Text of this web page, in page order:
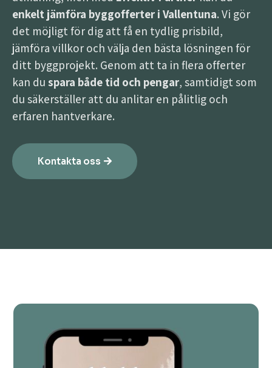
enkelt jämföra byggofferter i Vallentuna. Vi gör
det möjligt för dig att få en tydlig prisbild,
jämföra villkor och välja den bästa lösningen för
ditt byggprojekt. Genom att ta in flera offerter
kan du spara både tid och pengar, samtidigt som
du säkerställer att du anlitar en pålitlig och
erfaren hantverkare.
Kontakta oss